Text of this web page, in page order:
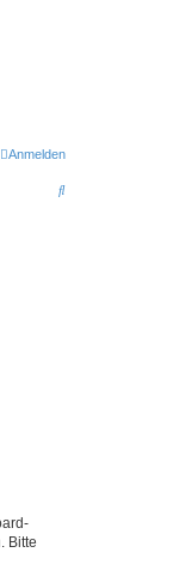
Anmelden
S
Bitte